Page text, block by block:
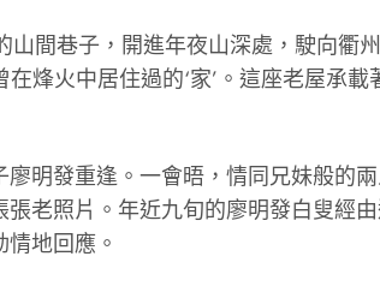
間巷子，開進年夜山深處，駛向
烽火中居住過的‘家’。這座老屋承
明發重逢。一會晤，情同兄妹般的
老照片。年近九旬的廖明發白叟經
地回應。